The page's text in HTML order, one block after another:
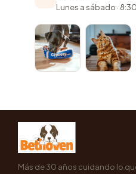
Lunes a sábado ·
Más de 30 años cuidando lo